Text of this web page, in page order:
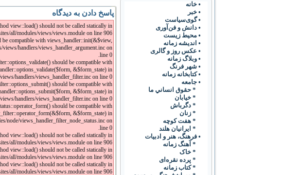
• خانه
• خبر
• گوی‌سياست
• دانش و فن‌آوری
• محیط زیست
• انديشه زمانه
• عکس روز و گالری
• وبلاگ زمانه
• شهر فرنگ
• کتابخانه زمانه
• جامعه
* حقوق انساني ما
* خيابان
* دگرباش
* زنان
* هفت کوچه
* ايرانيان هلند
• فرهنگ،‌ هنر و ادبيات
* آهنگ زمانه
* خاک
* پرده نقره‌ای
* کتاب زمانه
پاسخ دادن به دیدگاه
view::load() should not be called statically in
all/modules/views/views.module on line 906.
compatible with views_handler::init(&$view,
views/handlers/views_handler_argument.inc on
line 0.
should be compatible with
&$form_state) in
handlers/views_handler_filter.inc on line 0.
should be compatible with
&$form_state) in
handlers/views_handler_filter.inc on line 0.
should be compatible with
&$form_state) in
node/views_handler_filter_node_status.inc on
line 0.
view::load() should not be called statically in
all/modules/views/views.module on line 906.
view::load() should not be called statically in
all/modules/views/views.module on line 906.
view::load() should not be called statically in
all/modules/views/views.module on line 906.